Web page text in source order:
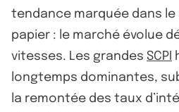
tendance marquée dans
papier : le marché évolue
vitesses. Les grandes SCPI
longtemps dominantes,
la remontée des taux